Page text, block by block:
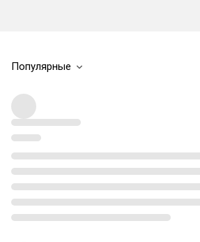
Популярные